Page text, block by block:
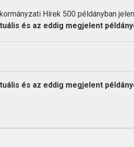
Hírek 500 példányban
és az eddig megjelent
és az eddig megjelent